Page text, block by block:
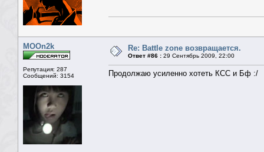
MOOn2k
Репутация: 287
Сообщений: 3154
Re: Battle zone возвращается.
Ответ #86 : 29 Сентябрь 2009, 22:00
Продолжаю усиленно хотеть КСС и Бф :/